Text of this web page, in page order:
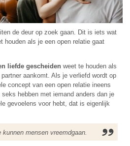
de deur op zoek gaan. Dit is iets wat
houden als je een open relatie gaat
liefde gescheiden weet te houden als
aankomt. Als je verliefd wordt op
concept van een open relatie ineens
hebben met iemand anders dan je
gevoelens voor hebt, dat is eigenlijk
mensen vreemdgaan.